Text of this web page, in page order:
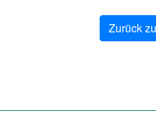
Zurück